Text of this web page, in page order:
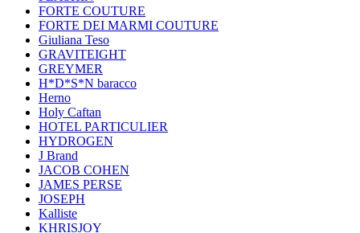
FORTE COUTURE
FORTE DEI MARMI COUTURE
Giuliana Teso
GRAVITEIGHT
GREYMER
H*D*S*N baracco
Herno
Holy Caftan
HOTEL PARTICULIER
HYDROGEN
J Brand
JACOB COHEN
JAMES PERSE
JOSEPH
Kalliste
KHRISJOY